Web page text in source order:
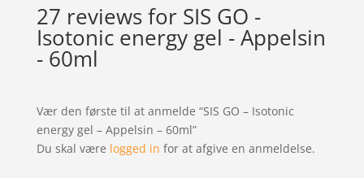
27 reviews for SIS GO -
Isotonic energy gel - Appelsin
- 60ml
Vær den første til at anmelde “SIS GO – Isotonic
energy gel – Appelsin – 60ml”
Du skal være logged in for at afgive en anmeldelse.